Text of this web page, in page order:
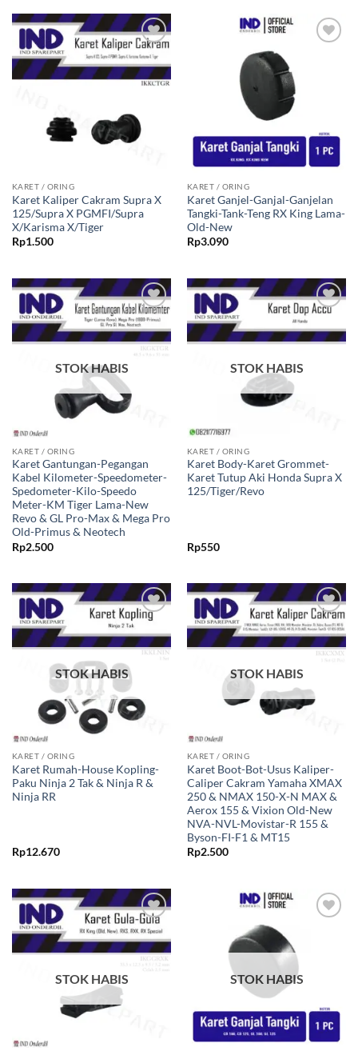
Tambahkan
ke Wishlist
KARET / ORING
Karet Kaliper Cakram Supra X
125/Supra X PGMFI/Supra
X/Karisma X/Tiger
Rp1.500
KARET / ORING
Karet Ganjel-Ganjal-Ganjelan
Tangki-Tank-Teng RX King Lama-
Old-New
Rp3.090
Tambahkan
ke Wishlist
STOK HABIS
KARET / ORING
Karet Gantungan-Pegangan
Kabel Kilometer-Speedometer-
Spedometer-Kilo-Speedo
Meter-KM Tiger Lama-New
Revo & GL Pro-Max & Mega Pro
Old-Primus & Neotech
Rp2.500
Tambahkan
ke Wishlist
STOK HABIS
KARET / ORING
Karet Body-Karet Grommet-
Karet Tutup Aki Honda Supra X
125/Tiger/Revo
Rp550
Tambahkan
ke Wishlist
STOK HABIS
KARET / ORING
Karet Rumah-House Kopling-
Paku Ninja 2 Tak & Ninja R &
Ninja RR
Rp12.670
Tambahkan
ke Wishlist
STOK HABIS
KARET / ORING
Karet Boot-Bot-Usus Kaliper-
Caliper Cakram Yamaha XMAX
250 & NMAX 150-X-N MAX &
Aerox 155 & Vixion Old-New
NVA-NVL-Movistar-R 155 &
Byson-FI-F1 & MT15
Rp2.500
Tambahkan
ke Wishlist
STOK HABIS STOK HABIS